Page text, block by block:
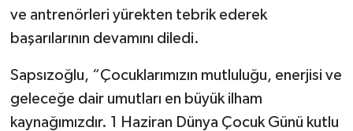
ve antrenörleri yürekten tebrik ederek
başarılarının devamını diledi.
Sapsızoğlu, “Çocuklarımızın mutluluğu, enerjisi ve
geleceğe dair umutları en büyük ilham
kaynağımızdır. 1 Haziran Dünya Çocuk Günü kutlu